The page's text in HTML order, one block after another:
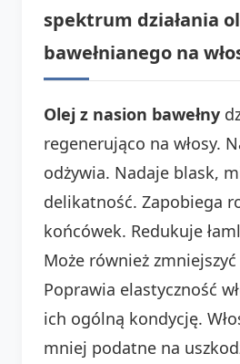
spektrum działania
bawełnianego na
Olej z nasion bawełny
regenerująco na włosy.
odżywia. Nadaje blask,
delikatność. Zapobiega
końcówek. Redukuje
Może również
Poprawia elastyczność
ich ogólną kondycję.
mniej podatne na